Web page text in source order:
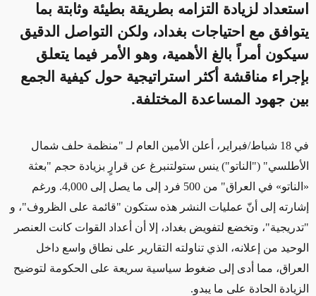
استعداد لزيادة التزامه بطريقة بطيئة وثابتة بما
يتوافق مع احتياجات بغداد، ولكن التواصل الدقيق
سيكون أمراً بالغ الأهمية، وهو الأمر فيما يتعلق
بإجراء مناقشة أكثر استراتيجية حول كيفية الجمع
بين جهود المساعدة المختلفة.
في 18 شباط/فبراير، أعلن الأمين العام لـ "منظمة حلف شمال
الأطلسي" ("الناتو") ينس ستولتنبرغ عن قرارٍ بزيادة حجم "بعثة
«الناتو» في العراق" من 500 فرد إلى ما يصل إلى 4,000. ورغم
إشارته إلى أنّ عمليات النشر هذه ستكون "قائمة على الظروف"، و
"تدريجية"، وتخضع لتفويض بغداد، إلا أن أعداد القوات كانت العنصر
الوحيد من إعلانه، الذي تناولته التقارير على نطاق واسع داخل
العراق، مما أدى إلى ضغوط سياسية سريعة على الحكومة لتوضيح
الزيادة الحادة على ما يبدو.